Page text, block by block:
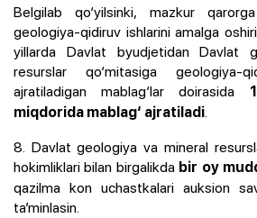
Belgilab qo‘yilsinki, mazkur
geologiya-qidiruv ishlarini amalga
yillarda Davlat byudjetidan Davlat
resurslar qo‘mitasiga geologiya-
ajratiladigan mablag‘lar doirasida
miqdorida mablag‘ ajratiladi.
8. Davlat geologiya va mineral
hokimliklari bilan birgalikda bir oy
qazilma kon uchastkalari auksion
ta’minlasin.